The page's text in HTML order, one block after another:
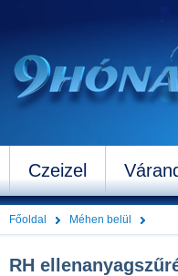
Czeizel
Főoldal Méhen belül
RH